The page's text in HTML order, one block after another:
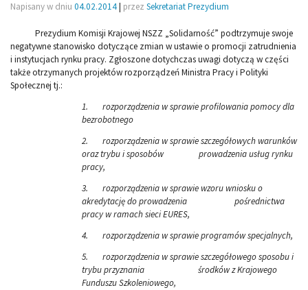
Napisany w dniu 04.02.2014| przez Sekretariat Prezydium
Prezydium Komisji Krajowej NSZZ „Solidarność” podtrzymuje swoje
negatywne stanowisko dotyczące zmian w ustawie o promocji zatrudnienia
i instytucjach rynku pracy. Zgłoszone dotychczas uwagi dotyczą w części
także otrzymanych projektów rozporządzeń Ministra Pracy i Polityki
Społecznej tj.:
1. rozporządzenia w sprawie profilowania pomocy dla
bezrobotnego
2. rozporządzenia w sprawie szczegółowych warunków
oraz trybu i sposobów prowadzenia usług rynku
pracy,
3. rozporządzenia w sprawie wzoru wniosku o
akredytację do prowadzenia pośrednictwa
pracy w ramach sieci EURES,
4. rozporządzenia w sprawie programów specjalnych,
5. rozporządzenia w sprawie szczegółowego sposobu i
trybu przyznania środków z Krajowego
Funduszu Szkoleniowego,